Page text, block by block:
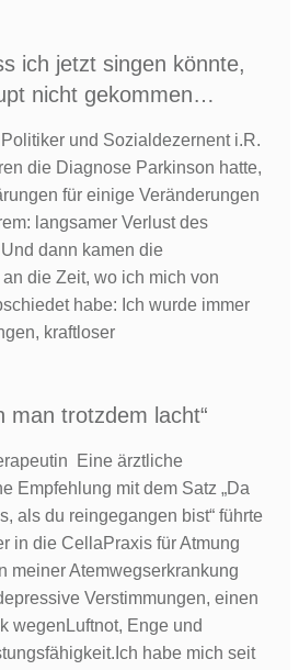
ich jetzt singen könnte,
nicht gekommen…
und Sozialdezernent i.R.
die Diagnose Parkinson hatte,
für einige Veränderungen
langsamer Verlust des
dann kamen die
die Zeit, wo ich mich von
habe: Ich wurde immer
kraftloser
man trotzdem lacht“
Eine ärztliche
Empfehlung mit dem Satz „Da
als du reingegangen bist“ führte
in die CellaPraxis für Atmung
meiner Atemwegserkrankung
Verstimmungen, einen
wegenLuftnot, Enge und
habe mich seit